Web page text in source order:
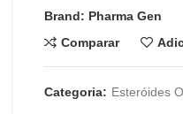
Brand: Pharma Gen
Comparar
Categoria: Esteróides